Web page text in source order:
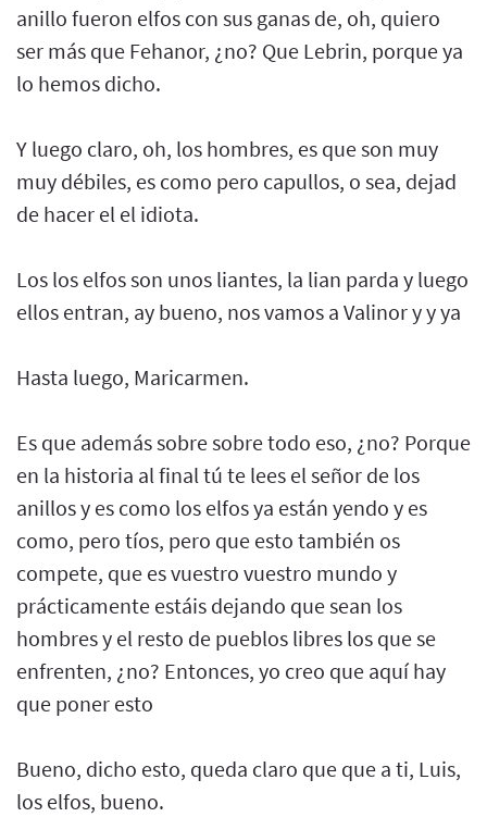
anillo fueron elfos con sus ganas de, oh, quiero
ser más que Fehanor, ¿no? Que Lebrin, porque ya
lo hemos dicho.
Y luego claro, oh, los hombres, es que son muy
muy débiles, es como pero capullos, o sea, dejad
de hacer el el idiota.
Los los elfos son unos liantes, la lian parda y luego
ellos entran, ay bueno, nos vamos a Valinor y y ya
Hasta luego, Maricarmen.
Es que además sobre sobre todo eso, ¿no? Porque
en la historia al final tú te lees el señor de los
anillos y es como los elfos ya están yendo y es
como, pero tíos, pero que esto también os
compete, que es vuestro vuestro mundo y
prácticamente estáis dejando que sean los
hombres y el resto de pueblos libres los que se
enfrenten, ¿no? Entonces, yo creo que aquí hay
que poner esto
Bueno, dicho esto, queda claro que que a ti, Luis,
los elfos, bueno.